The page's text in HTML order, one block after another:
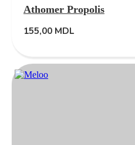
Athomer Propolis
155,00 MDL